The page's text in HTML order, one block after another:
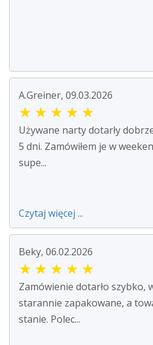
A.Greiner, 09.03.2026
★ ★ ★ ★ ★
Używane narty dotarły
5 dni. Zamówiłem je w
supe...
Czytaj więcej ...
Beky, 06.02.2026
★ ★ ★ ★ ★
Zamówienie dotarło szybko,
starannie zapakowane, a
stanie. Polec...